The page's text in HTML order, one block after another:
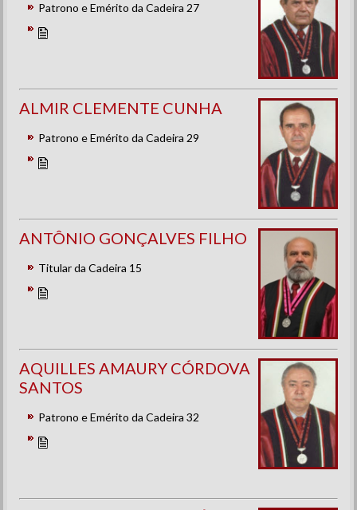
Patrono e Emérito da Cadeira 27
ALMIR CLEMENTE CUNHA
Patrono e Emérito da Cadeira 29
ANTÔNIO GONÇALVES FILHO
Titular da Cadeira 15
AQUILLES AMAURY CÓRDOVA
SANTOS
Patrono e Emérito da Cadeira 32